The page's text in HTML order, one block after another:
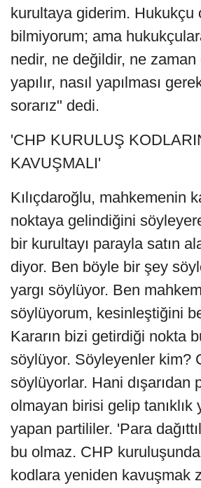
kurultaya giderim. Hukukçu
bilmiyorum; ama
nedir, ne değildir, ne zaman
yapılır, nasıl yapılması
sorarız" dedi.
'CHP KURULUŞ
KAVUŞMALI'
Kılıçdaroğlu, mahkemenin
noktaya gelindiğini
bir kurultayı parayla satın
diyor. Ben böyle bir şey
yargı söylüyor. Ben
söylüyorum, kesinleştiğini
Kararın bizi getirdiği nokta
söylüyor. Söyleyenler kim?
söylüyorlar. Hani dışarıdan
olmayan birisi gelip tanıklık
yapan partililer. 'Para
bu olmaz. CHP
kodlara yeniden kavuşmak